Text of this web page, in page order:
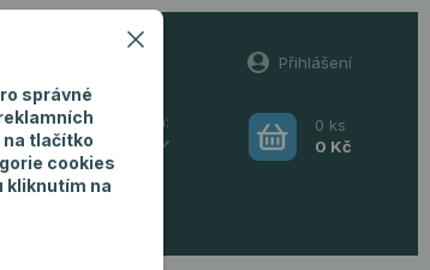
Přihlášení
0 ks
0 Kč
správné
na tlačítko
cookies
kliknutím na